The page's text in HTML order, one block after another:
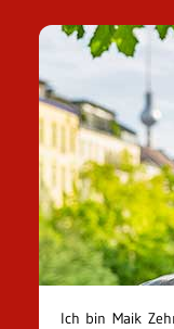
Ich bin Maik